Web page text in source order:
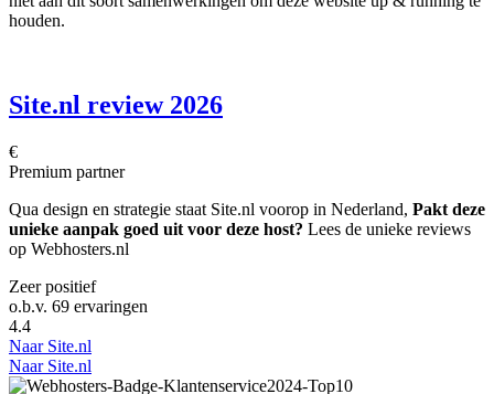
houden.
Site.nl review 2026
€
Premium partner
Qua design en strategie staat Site.nl voorop in Nederland, Pakt deze
unieke aanpak goed uit voor deze host? Lees de unieke reviews
op Webhosters.nl
Zeer positief
o.b.v. 69 ervaringen
4.4
Naar Site.nl
Naar Site.nl